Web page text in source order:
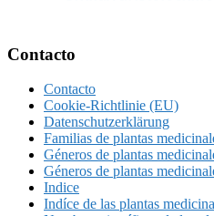
Footer
Contacto
Contacto
Cookie-Richtlinie (EU)
Datenschutzerklärung
Familias de plantas
Géneros de plantas
Géneros de plantas
Indice
Indíce de las plantas